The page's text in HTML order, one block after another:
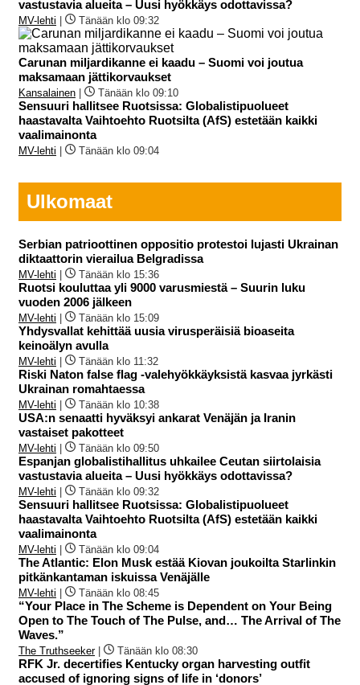
vastustavia alueita – Uusi hyökkäys odottavissa?
MV-lehti Tänään klo 09:32
Carunan miljardikanne ei kaadu – Suomi voi joutua
maksamaan jättikorvaukset
Kansalainen Tänään klo 09:10
Sensuuri hallitsee Ruotsissa: Globalistipuolueet
haastavalta Vaihtoehto Ruotsilta (AfS) estetään kaikki
vaalimainonta
MV-lehti Tänään klo 09:04
Ulkomaat
Serbian patrioottinen oppositio protestoi lujasti Ukrainan
diktaattorin vierailua Belgradissa
MV-lehti Tänään klo 15:36
Ruotsi kouluttaa yli 9000 varusmiestä – Suurin luku
vuoden 2006 jälkeen
MV-lehti Tänään klo 15:09
Yhdysvallat kehittää uusia virusperäisiä bioaseita
keinoälyn avulla
MV-lehti Tänään klo 11:32
Riski Naton false flag -valehyökkäyksistä kasvaa jyrkästi
Ukrainan romahtaessa
MV-lehti Tänään klo 10:38
USA:n senaatti hyväksyi ankarat Venäjän ja Iranin
vastaiset pakotteet
MV-lehti Tänään klo 09:50
Espanjan globalistihallitus uhkailee Ceutan siirtolaisia
vastustavia alueita – Uusi hyökkäys odottavissa?
MV-lehti Tänään klo 09:32
Sensuuri hallitsee Ruotsissa: Globalistipuolueet
haastavalta Vaihtoehto Ruotsilta (AfS) estetään kaikki
vaalimainonta
MV-lehti Tänään klo 09:04
The Atlantic: Elon Musk estää Kiovan joukoilta Starlinkin
pitkänkantaman iskuissa Venäjälle
MV-lehti Tänään klo 08:45
“Your Place in The Scheme is Dependent on Your Being
Open to The Touch of The Pulse, and… The Arrival of The
Waves.”
The Truthseeker| Tänään klo 08:30
RFK Jr. decertifies Kentucky organ harvesting outfit
accused of ignoring signs of life in ‘donors’